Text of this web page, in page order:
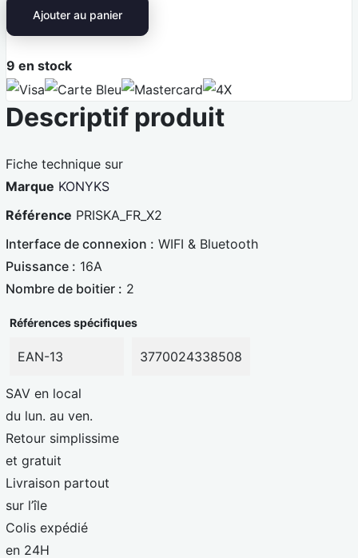
Ajouter au panier
9 en stock
V
i
s
C
a
l
e
e
M
a
a
4
Descriptif produit
Fiche technique sur
Marque KONYKS
Référence PRISKA_FR_X2
Interface de connexion : WIFI & Bluetooth
Puissance : 16A
Nombre de boitier : 2
Références spécifiques
EAN-13 3770024338508
SAV en local
du lun. au ven.
Retour simplissime
et gratuit
Livraison partout
sur l’île
Colis expédié
en 24H